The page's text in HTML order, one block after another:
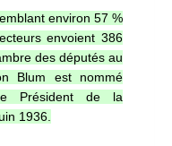
environ 57 %
envoient 386
des députés au
Blum est nommé
Président de la
1936.